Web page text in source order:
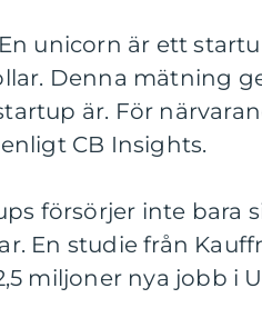
unicorn är ett
Denna mätning
är. För
CB Insights.
försörjer inte bara
En studie från
miljoner nya jobb i